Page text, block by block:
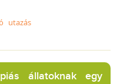
utazás
állatoknak egy